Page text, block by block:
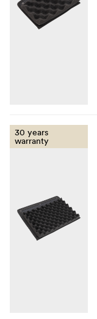
30 years
warranty